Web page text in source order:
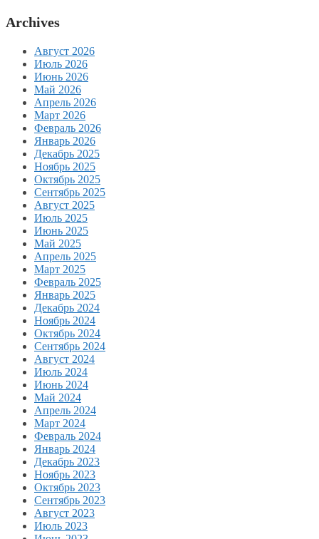
Archives
Август 2026
Июль 2026
Июнь 2026
Май 2026
Апрель 2026
Март 2026
Февраль 2026
Январь 2026
Декабрь 2025
Ноябрь 2025
Октябрь 2025
Сентябрь 2025
Август 2025
Июль 2025
Июнь 2025
Май 2025
Апрель 2025
Март 2025
Февраль 2025
Январь 2025
Декабрь 2024
Ноябрь 2024
Октябрь 2024
Сентябрь 2024
Август 2024
Июль 2024
Июнь 2024
Май 2024
Апрель 2024
Март 2024
Февраль 2024
Январь 2024
Декабрь 2023
Ноябрь 2023
Октябрь 2023
Сентябрь 2023
Август 2023
Июль 2023